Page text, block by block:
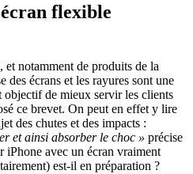
flexible
et notamment de produits de la
des écrans et les rayures sont une
objectif de mieux servir les clients
ce brevet. On peut en effet y lire
des chutes et des impacts :
et ainsi absorber le choc » précise
avec un écran vraiment
est-il en préparation ?